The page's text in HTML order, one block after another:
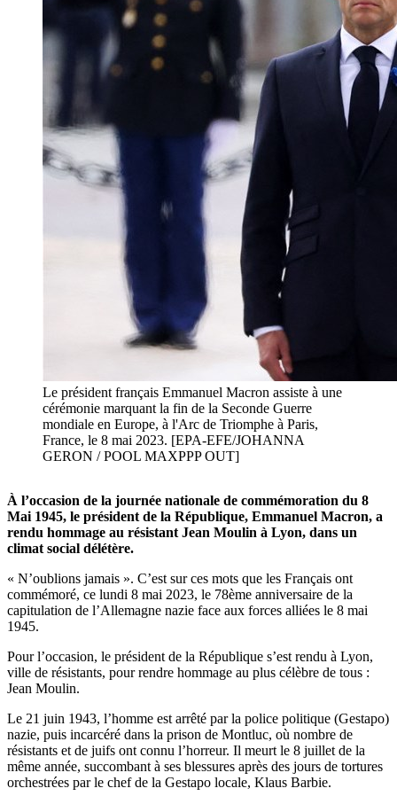
Le président français Emmanuel Macron assiste à une
cérémonie marquant la fin de la Seconde Guerre
mondiale en Europe, à l'Arc de Triomphe à Paris,
France, le 8 mai 2023. [EPA-EFE/JOHANNA
GERON / POOL MAXPPP OUT]
À l’occasion de la journée nationale de commémoration du 8
Mai 1945, le président de la République, Emmanuel Macron, a
rendu hommage au résistant Jean Moulin à Lyon, dans un
climat social délétère.
« N’oublions jamais ». C’est sur ces mots que les Français ont
commémoré, ce lundi 8 mai 2023, le 78ème anniversaire de la
capitulation de l’Allemagne nazie face aux forces alliées le 8 mai
1945.
Pour l’occasion, le président de la République s’est rendu à Lyon,
ville de résistants, pour rendre hommage au plus célèbre de tous :
Jean Moulin.
Le 21 juin 1943, l’homme est arrêté par la police politique (Gestapo)
nazie, puis incarcéré dans la prison de Montluc, où nombre de
résistants et de juifs ont connu l’horreur. Il meurt le 8 juillet de la
même année, succombant à ses blessures après des jours de tortures
orchestrées par le chef de la Gestapo locale, Klaus Barbie.